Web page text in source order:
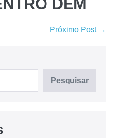
DEM
Próximo Post →
Pesquisar